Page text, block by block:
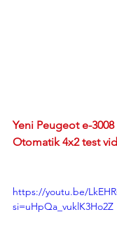
Yeni Peugeot e-3008
Otomatik 4x2 test
https://youtu.be/
si=uHpQa_vuklK3Ho2Z